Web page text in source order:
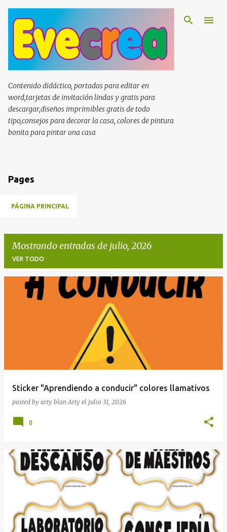
Contenido didáctico, portadas para editar en
word,tarjetas de invitación lindas y gratis para
descargar,diseños imprimibles gratis de todo
tipo,consejos para decorar la casa, colores de pintura
bonita para pintar una casa
Pages
PÁGINA PRINCIPAL
Mostrando entradas de julio, 2026
VER TODO
Sticker "Aprendiendo a conducir" colores llamativos
posted by arty blanArty el julio 31, 2026
0